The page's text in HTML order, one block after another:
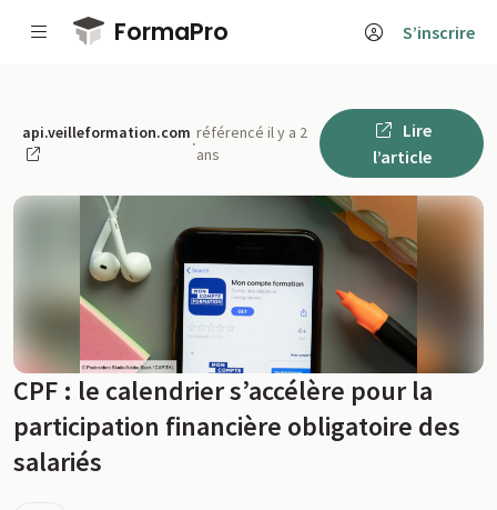
Passer au contenu principal
FormaPro S’inscrire
api.veilleformation.com
·
référencé il y a 2
ans
Lire
l’article
CPF : le calendrier s’accélère pour la
participation financière obligatoire des
salariés